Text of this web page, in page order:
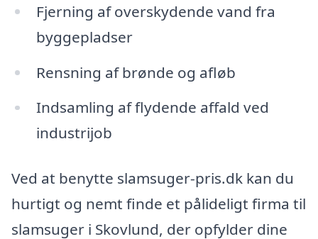
Fjerning af overskydende vand fra
byggepladser
Rensning af brønde og afløb
Indsamling af flydende affald ved
industrijob
Ved at benytte slamsuger-pris.dk kan du
hurtigt og nemt finde et pålideligt firma til
slamsuger i Skovlund, der opfylder dine